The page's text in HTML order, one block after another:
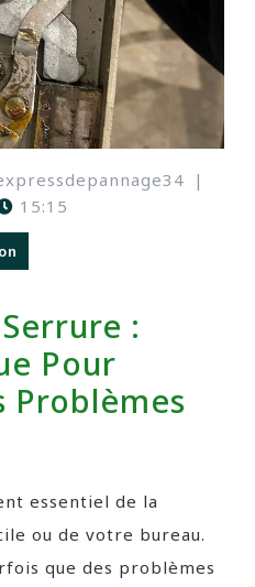
|
15:15
:
Pour
Problèmes
essentiel de la
ou de votre bureau.
que des problèmes